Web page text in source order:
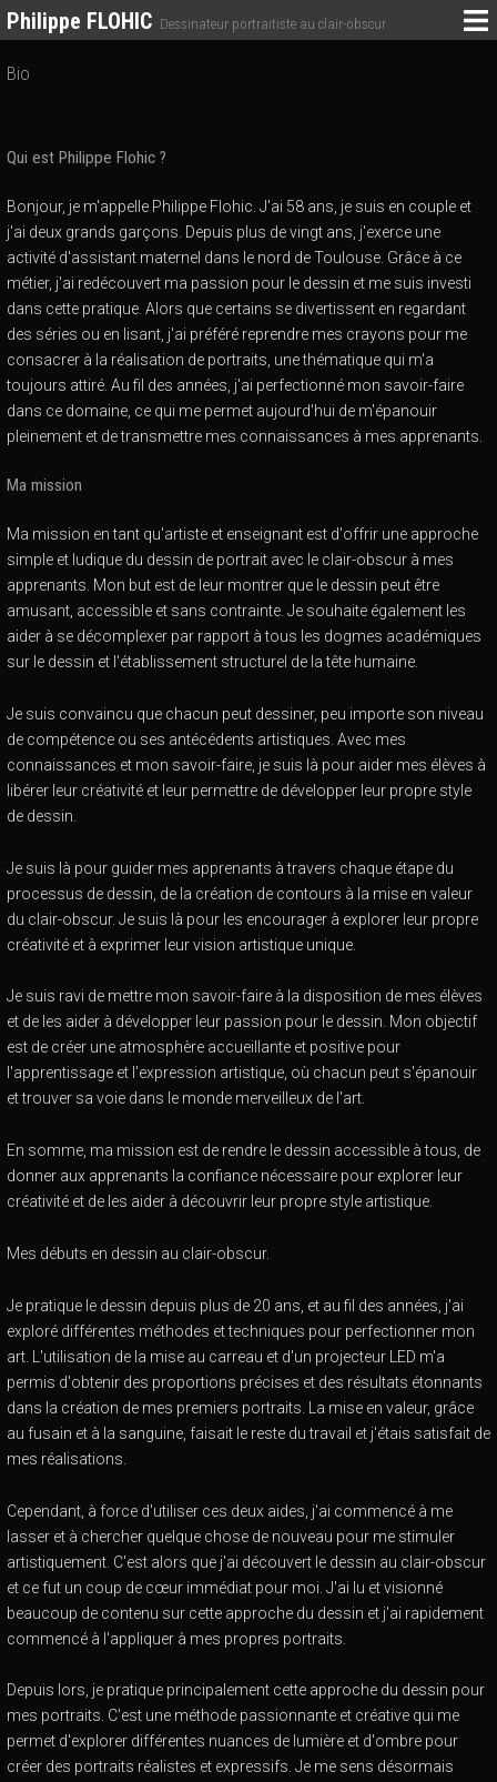
Philippe FLOHIC Dessinateur portraitiste au clair-obscur
Bio
Qui est Philippe Flohic ?
Bonjour, je m'appelle Philippe Flohic. J'ai 58 ans, je suis en couple et
j'ai deux grands garçons. Depuis plus de vingt ans, j'exerce une
activité d'assistant maternel dans le nord de Toulouse. Grâce à ce
métier, j'ai redécouvert ma passion pour le dessin et me suis investi
dans cette pratique. Alors que certains se divertissent en regardant
des séries ou en lisant, j'ai préféré reprendre mes crayons pour me
consacrer à la réalisation de portraits, une thématique qui m'a
toujours attiré. Au fil des années, j'ai perfectionné mon savoir-faire
dans ce domaine, ce qui me permet aujourd'hui de m'épanouir
pleinement et de transmettre mes connaissances à mes apprenants.
Ma mission
Ma mission en tant qu'artiste et enseignant est d'offrir une approche
simple et ludique du dessin de portrait avec le clair-obscur à mes
apprenants. Mon but est de leur montrer que le dessin peut être
amusant, accessible et sans contrainte. Je souhaite également les
aider à se décomplexer par rapport à tous les dogmes académiques
sur le dessin et l'établissement structurel de la tête humaine.
Je suis convaincu que chacun peut dessiner, peu importe son niveau
de compétence ou ses antécédents artistiques. Avec mes
connaissances et mon savoir-faire, je suis là pour aider mes élèves à
libérer leur créativité et leur permettre de développer leur propre style
de dessin.
Je suis là pour guider mes apprenants à travers chaque étape du
processus de dessin, de la création de contours à la mise en valeur
du clair-obscur. Je suis là pour les encourager à explorer leur propre
créativité et à exprimer leur vision artistique unique.
Je suis ravi de mettre mon savoir-faire à la disposition de mes élèves
et de les aider à développer leur passion pour le dessin. Mon objectif
est de créer une atmosphère accueillante et positive pour
l'apprentissage et l'expression artistique, où chacun peut s'épanouir
et trouver sa voie dans le monde merveilleux de l'art.
En somme, ma mission est de rendre le dessin accessible à tous, de
donner aux apprenants la confiance nécessaire pour explorer leur
créativité et de les aider à découvrir leur propre style artistique.
Mes débuts en dessin au clair-obscur.
Je pratique le dessin depuis plus de 20 ans, et au fil des années, j'ai
exploré différentes méthodes et techniques pour perfectionner mon
art. L'utilisation de la mise au carreau et d'un projecteur LED m'a
permis d'obtenir des proportions précises et des résultats étonnants
dans la création de mes premiers portraits. La mise en valeur, grâce
au fusain et à la sanguine, faisait le reste du travail et j'étais satisfait de
mes réalisations.
Cependant, à force d'utiliser ces deux aides, j'ai commencé à me
lasser et à chercher quelque chose de nouveau pour me stimuler
artistiquement. C'est alors que j'ai découvert le dessin au clair-obscur
et ce fut un coup de cœur immédiat pour moi. J'ai lu et visionné
beaucoup de contenu sur cette approche du dessin et j'ai rapidement
commencé à l'appliquer à mes propres portraits.
Depuis lors, je pratique principalement cette approche du dessin pour
mes portraits. C'est une méthode passionnante et créative qui me
permet d'explorer différentes nuances de lumière et d'ombre pour
créer des portraits réalistes et expressifs. Je me sens désormais